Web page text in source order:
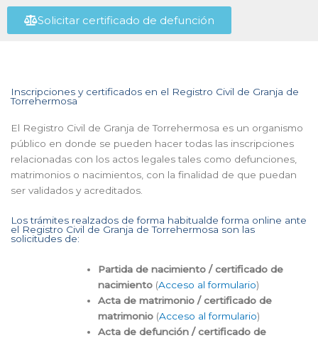
Solicitar certificado de defunción
Inscripciones y certificados en el Registro Civil de Granja de
Torrehermosa
El Registro Civil de Granja de Torrehermosa es un organismo
público en donde se pueden hacer todas las inscripciones
relacionadas con los actos legales tales como defunciones,
matrimonios o nacimientos, con la finalidad de que puedan
ser validados y acreditados.
Los trámites realzados de forma habitualde forma online ante
el Registro Civil de Granja de Torrehermosa son las
solicitudes de:
Partida de nacimiento / certificado de
nacimiento (Acceso al formulario)
Acta de matrimonio / certificado de
matrimonio (Acceso al formulario)
Acta de defunción / certificado de